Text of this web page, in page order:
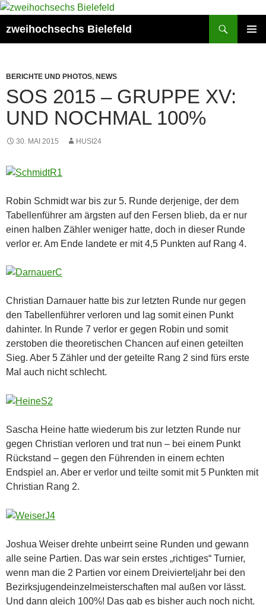
Zum
springen
zweihochsechs Bielefeld
BERICHTE UND PHOTOS, NEWS
SOS 2015 – GRUPPE XV:
UND NOCHMAL 100%
30. MAI 2015 HUSI24
Robin Schmidt war bis zur 5. Runde derjenige, der dem
Tabellenführer am ärgsten auf den Fersen blieb, da er nur
einen halben Zähler weniger hatte, doch in dieser Runde
verlor er. Am Ende landete er mit 4,5 Punkten auf Rang 4.
Christian Darnauer hatte bis zur letzten Runde nur gegen
den Tabellenführer verloren und lag somit einen Punkt
dahinter. In Runde 7 verlor er gegen Robin und somit
zerstoben die theoretischen Chancen auf einen geteilten
Sieg. Aber 5 Zähler und der geteilte Rang 2 sind fürs erste
Mal auch nicht schlecht.
Sascha Heine hatte wiederum bis zur letzten Runde nur
gegen Christian verloren und trat nun – bei einem Punkt
Rückstand – gegen den Führenden in einem echten
Endspiel an. Aber er verlor und teilte somit mit 5 Punkten mit
Christian Rang 2.
Joshua Weiser drehte unbeirrt seine Runden und gewann
alle seine Partien. Das war sein erstes „richtiges“ Turnier,
wenn man die 2 Partien vor einem Dreivierteljahr bei den
Bezirksjugendeinzelmeisterschaften mal außen vor lässt.
Und dann gleich 100%! Das gab es bisher auch noch nicht.